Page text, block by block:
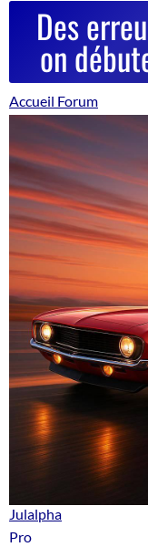
Des
on
Accueil Forum
Julalpha
Pro